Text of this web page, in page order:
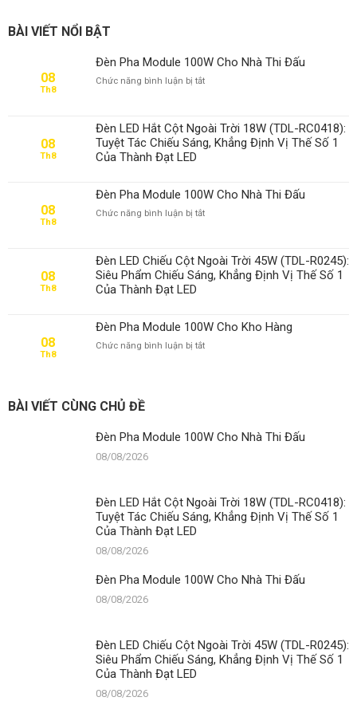
BÀI VIẾT NỔI BẬT
08
Th8
Đèn Pha Module 100W Cho Nhà Thi Đấu
Chức năng bình luận bị tắtở
Module
100W
Cho
Đấu
08
Th8
Đèn LED Hắt Cột Ngoài Trời 18W (TDL-RC0418):
Tuyệt Tác Chiếu Sáng, Khẳng Định Vị Thế Số 1
Của Thành Đạt LED
08
Th8
Đèn Pha Module 100W Cho Nhà Thi Đấu
Chức năng bình luận bị tắtở
100W
Cho
Đấu
08
Th8
Đèn LED Chiếu Cột Ngoài Trời 45W (TDL-R0245):
Siêu Phẩm Chiếu Sáng, Khẳng Định Vị Thế Số 1
Của Thành Đạt LED
08
Th8
Đèn Pha Module 100W Cho Kho Hàng
Chức năng bình luận bị tắtở
Hàng
BÀI VIẾT CÙNG CHỦ ĐỀ
Đèn Pha Module 100W Cho Nhà Thi Đấu
08/08/2026
Đèn LED Hắt Cột Ngoài Trời 18W (TDL-RC0418):
Tuyệt Tác Chiếu Sáng, Khẳng Định Vị Thế Số 1
Của Thành Đạt LED
08/08/2026
Đèn Pha Module 100W Cho Nhà Thi Đấu
08/08/2026
Đèn LED Chiếu Cột Ngoài Trời 45W (TDL-R0245):
Siêu Phẩm Chiếu Sáng, Khẳng Định Vị Thế Số 1
Của Thành Đạt LED
08/08/2026